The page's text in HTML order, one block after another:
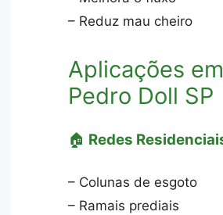
– Reduz mau cheiro
Aplicações
Pedro Doll SP
🏠 Redes
– Colunas de esgoto
– Ramais prediais